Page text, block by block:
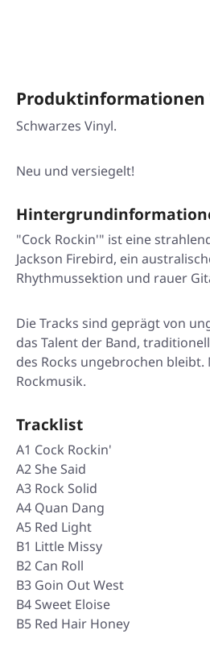
Produktinformationen
Schwarzes Vinyl.
Neu und versiegelt!
"Cock Rockin'" ist eine
Jackson Firebird, ein
Rhythmussektion und rauer
Die Tracks sind geprägt von
das Talent der Band,
des Rocks ungebrochen
Rockmusik.
Tracklist
A1 Cock Rockin'
A2 She Said
A3 Rock Solid
A4 Quan Dang
A5 Red Light
B1 Little Missy
B2 Can Roll
B3 Goin Out West
B4 Sweet Eloise
B5 Red Hair Honey